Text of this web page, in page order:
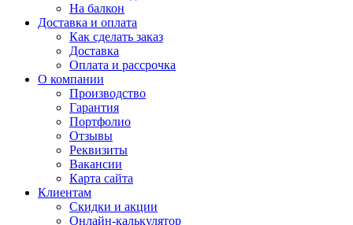
На балкон
Доставка и оплата
Как сделать заказ
Доставка
Оплата и рассрочка
О компании
Производство
Гарантия
Портфолио
Отзывы
Реквизиты
Вакансии
Карта сайта
Клиентам
Скидки и акции
Онлайн-калькулятор